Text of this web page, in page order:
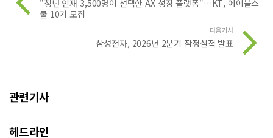
"청년 인재 3,500명이 선택한 AX 성장 플랫폼"…KT, 에이블스
쿨 10기 모집
다음기사
삼성전자, 2026년 2분기 잠정실적 발표
관련기사
헤드라인